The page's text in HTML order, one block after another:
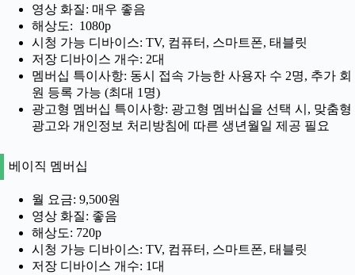
영상 화질: 매우 좋음
해상도: 1080p
시청 가능 디바이스: TV, 컴퓨터, 스마트폰, 태블릿
저장 디바이스 개수: 2대
멤버십 특이사항: 동시 접속 가능한 사용자 수 2명, 추가 회
원 등록 가능 (최대 1명)
광고형 멤버십 특이사항: 광고형 멤버십을 선택 시, 맞춤형
광고와 개인정보 처리방침에 따른 생년월일 제공 필요
베이직 멤버십
월 요금: 9,500원
영상 화질: 좋음
해상도: 720p
시청 가능 디바이스: TV, 컴퓨터, 스마트폰, 태블릿
저장 디바이스 개수: 1대